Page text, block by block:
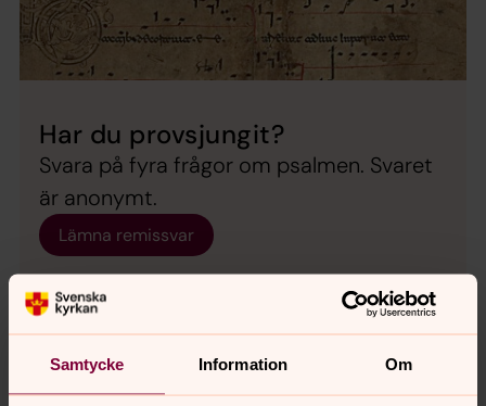
Samtycke Information Om
Har du provsjungit?
Svara på fyra frågor om psalmen. Svaret
är anonymt.
Lämna remissvar
Synpunkter eller frågor på sidans